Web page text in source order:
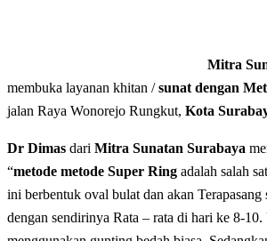
Mitra
membuka layanan khitan /sunat dengan
jalan Raya Wonorejo Rungkut, Kota
Dr Dimas dari Mitra Sunatan Surabaya
“metode metode Super Ring adalah salah
ini berbentuk oval bulat dan akan Terapasang
dengan sendirinya Rata – rata di hari ke 8-